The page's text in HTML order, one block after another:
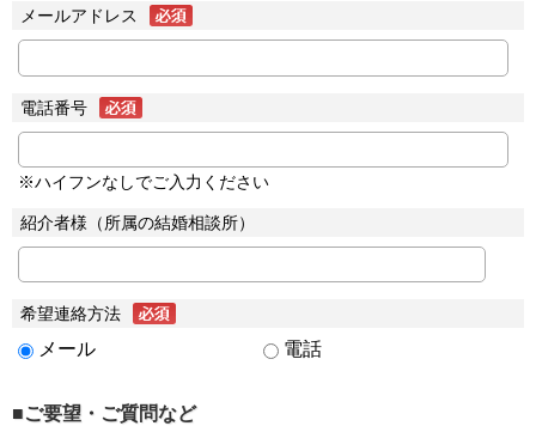
メールアドレス
電話番号
※ハイフンなしでご入力ください
紹介者様（所属の結婚相談所）
希望連絡方法
メール 電話
■ご要望・ご質問など